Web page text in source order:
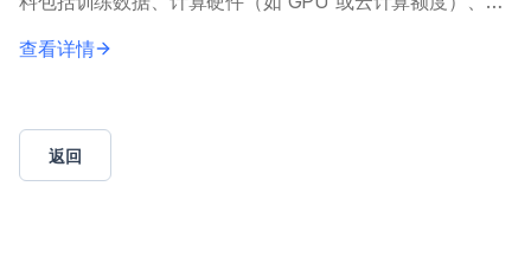
能用于特定功能的 A...
查看详情
返回